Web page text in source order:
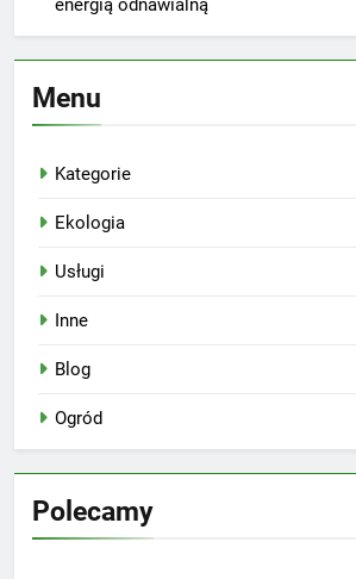
energią odnawialną
Menu
Kategorie
Ekologia
Usługi
Inne
Blog
Ogród
Polecamy